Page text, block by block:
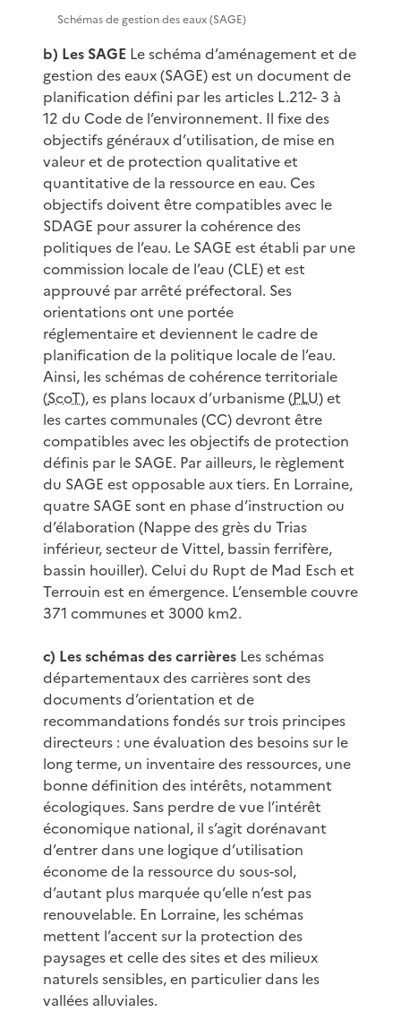
Schémas de gestion des eaux (SAGE)
b) Les SAGE Le schéma d’aménagement et de
gestion des eaux (SAGE) est un document de
planification défini par les articles L.212- 3 à
12 du Code de l’environnement. Il fixe des
objectifs généraux d’utilisation, de mise en
valeur et de protection qualitative et
quantitative de la ressource en eau. Ces
objectifs doivent être compatibles avec le
SDAGE pour assurer la cohérence des
politiques de l’eau. Le SAGE est établi par une
commission locale de l’eau (CLE) et est
approuvé par arrêté préfectoral. Ses
orientations ont une portée
réglementaire et deviennent le cadre de
planification de la politique locale de l’eau.
Ainsi, les schémas de cohérence territoriale
(ScoT), es plans locaux d’urbanisme (PLU) et
les cartes communales (CC) devront être
compatibles avec les objectifs de protection
définis par le SAGE. Par ailleurs, le règlement
du SAGE est opposable aux tiers. En Lorraine,
quatre SAGE sont en phase d’instruction ou
d’élaboration (Nappe des grès du Trias
inférieur, secteur de Vittel, bassin ferrifère,
bassin houiller). Celui du Rupt de Mad Esch et
Terrouin est en émergence. L’ensemble couvre
371 communes et 3000 km2.
c) Les schémas des carrières Les schémas
départementaux des carrières sont des
documents d’orientation et de
recommandations fondés sur trois principes
directeurs : une évaluation des besoins sur le
long terme, un inventaire des ressources, une
bonne définition des intérêts, notamment
écologiques. Sans perdre de vue l’intérêt
économique national, il s’agit dorénavant
d’entrer dans une logique d’utilisation
économe de la ressource du sous-sol,
d’autant plus marquée qu’elle n’est pas
renouvelable. En Lorraine, les schémas
mettent l’accent sur la protection des
paysages et celle des sites et des milieux
naturels sensibles, en particulier dans les
vallées alluviales.